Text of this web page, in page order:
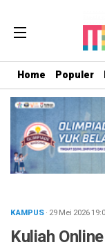
Home Populer
KAMPUS· 29 Mei 2026
Kuliah